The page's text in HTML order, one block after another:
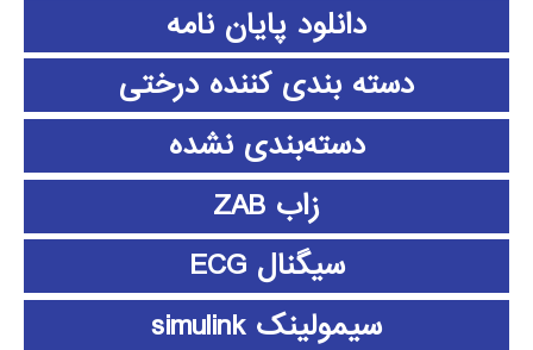
دانلود پايان نامه
دسته بندی کننده درختی
دسته‌بندی نشده
زاب ZAB
سیگنال ECG
سیمولینک simulink